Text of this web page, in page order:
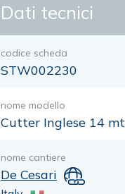
Dati tecnici
codice scheda
STW002230
nome modello
Cutter Inglese 14 mt
nome cantiere
De Cesari